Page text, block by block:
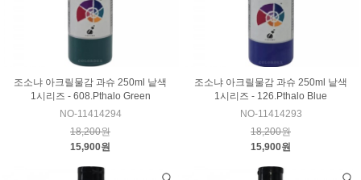
조소냐 아크릴물감 과슈 250ml 낱색
1시리즈 - 608.Pthalo Green
NO-11414294
18,200원
15,900원
조소냐 아크릴물감 과슈 250ml 낱색
1시리즈 - 126.Pthalo Blue
NO-11414293
18,200원
15,900원